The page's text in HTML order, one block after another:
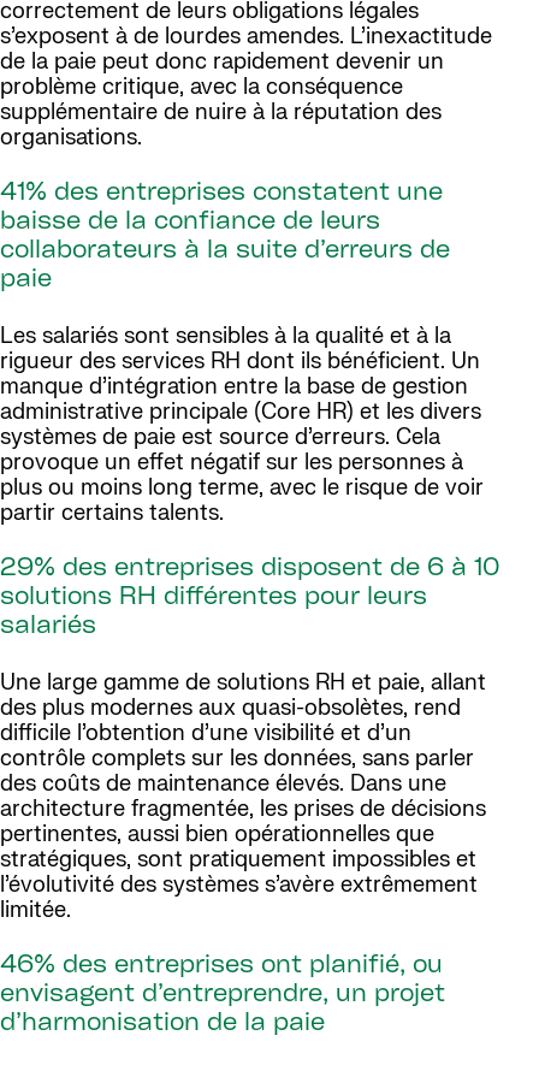
correctement de leurs obligations légales
s’exposent à de lourdes amendes. L’inexactitude
de la paie peut donc rapidement devenir un
problème critique, avec la conséquence
supplémentaire de nuire à la réputation des
organisations.
41% des entreprises constatent une
baisse de la confiance de leurs
collaborateurs à la suite d’erreurs de
paie
Les salariés sont sensibles à la qualité et à la
rigueur des services RH dont ils bénéficient. Un
manque d’intégration entre la base de gestion
administrative principale (Core HR) et les divers
systèmes de paie est source d’erreurs. Cela
provoque un effet négatif sur les personnes à
plus ou moins long terme, avec le risque de voir
partir certains talents.
29% des entreprises disposent de 6 à 10
solutions RH différentes pour leurs
salariés
Une large gamme de solutions RH et paie, allant
des plus modernes aux quasi-obsolètes, rend
difficile l’obtention d’une visibilité et d’un
contrôle complets sur les données, sans parler
des coûts de maintenance élevés. Dans une
architecture fragmentée, les prises de décisions
pertinentes, aussi bien opérationnelles que
stratégiques, sont pratiquement impossibles et
l’évolutivité des systèmes s’avère extrêmement
limitée.
46% des entreprises ont planifié, ou
envisagent d’entreprendre, un projet
d’harmonisation de la paie